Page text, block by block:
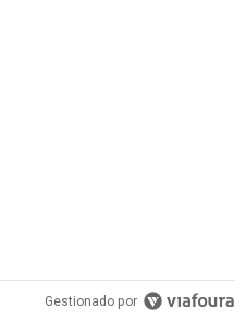
Gestionado por